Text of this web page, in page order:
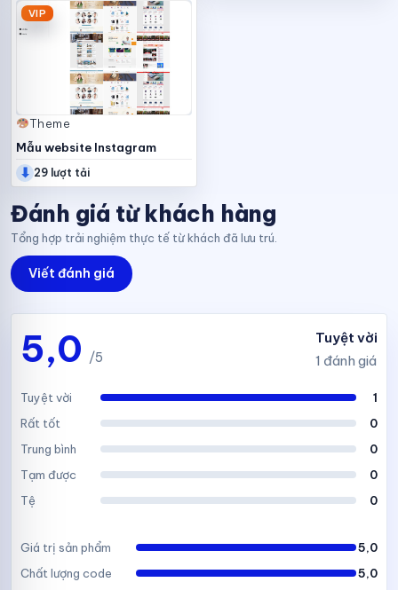
VIP
Theme
Mẫu website Instagram
⬇ 29 lượt tải
Đánh giá từ khách hàng
Tổng hợp trải nghiệm thực tế từ khách đã lưu trú.
Viết đánh giá
5,0 /5
Tuyệt vời
1 đánh giá
Tuyệt vời
1
Rất tốt
0
Trung bình
0
Tạm được
0
Tệ
0
Giá trị sản phẩm
5,0
Chất lượng code
5,0